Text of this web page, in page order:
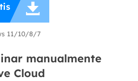

11/10/8/7
manualmente
Cloud